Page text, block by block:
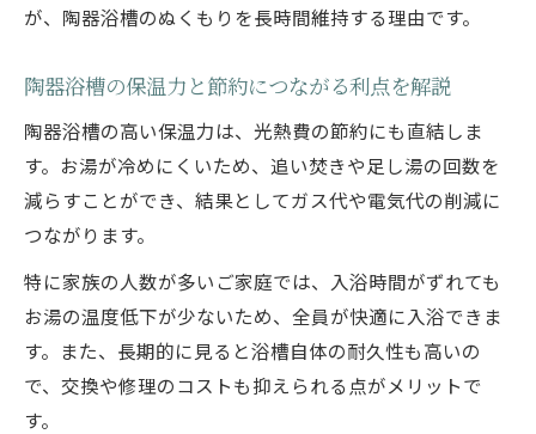
が、陶器浴槽のぬくもりを長時間維持する理由です。
陶器浴槽の保温力と節約につながる利点を解説
陶器浴槽の高い保温力は、光熱費の節約にも直結しま
す。お湯が冷めにくいため、追い焚きや足し湯の回数を
減らすことができ、結果としてガス代や電気代の削減に
つながります。
特に家族の人数が多いご家庭では、入浴時間がずれても
お湯の温度低下が少ないため、全員が快適に入浴できま
す。また、長期的に見ると浴槽自体の耐久性も高いの
で、交換や修理のコストも抑えられる点がメリットで
す。